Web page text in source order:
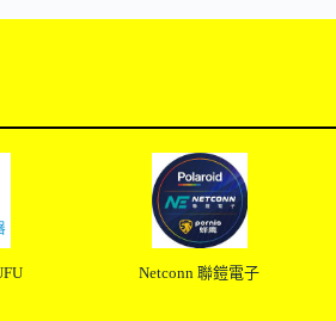
Netconn 聯鎧電子